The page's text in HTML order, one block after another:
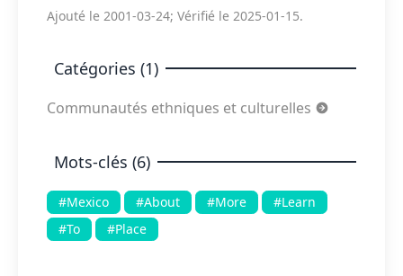
Ajouté le 2001-03-24; Vérifié le 2025-01-15.
Catégories (1)
Communautés ethniques et culturelles
Mots-clés (6)
#Mexico #About #More
#Learn
#To
#Place